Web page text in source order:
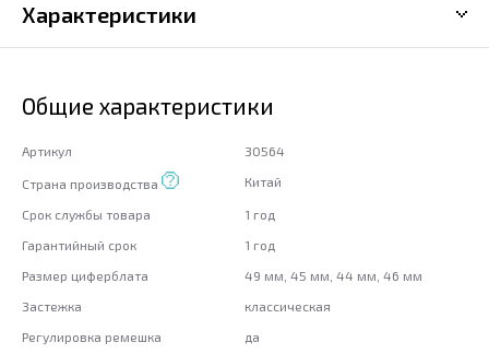
Характеристики
Общие характеристики
Артикул 30564
Страна производства Китай
Срок службы товара
1 год
Гарантийный срок
1 год
Размер циферблата
49 мм, 45 мм, 44 мм, 46 мм
Застежка
классическая
Регулировка ремешка
да